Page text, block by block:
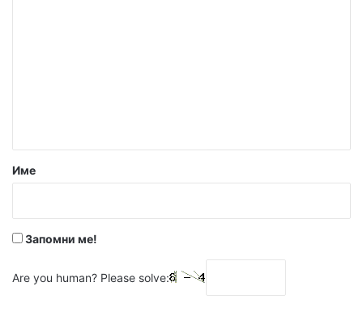
р
Име
Запомни ме!
Are you human? Please solve: